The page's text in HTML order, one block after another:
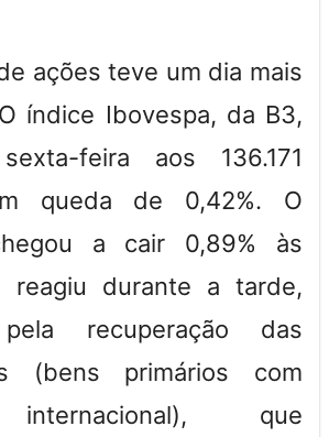
ações teve um dia mais
índice Ibovespa, da B3,
feira aos 136.171
queda de 0,42%. O
a cair 0,89% às
reagiu durante a tarde,
recuperação das
(bens primários com
que